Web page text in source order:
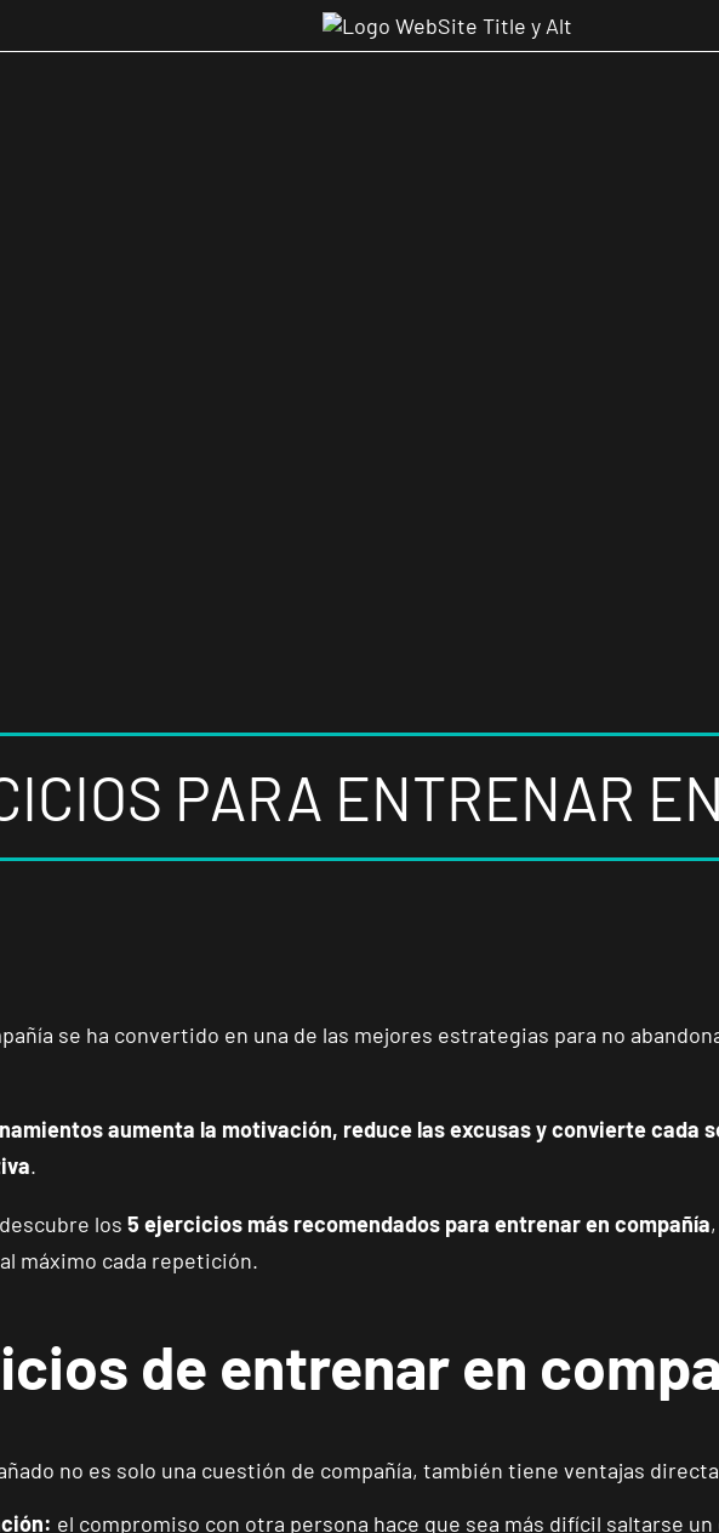
PARA ENTRENAR
se ha convertido en una de las mejores estrategias para no
aumenta la motivación, reduce las excusas y convierte cada
.
los 5 ejercicios más recomendados para entrenar en compañía
máximo cada repetición.
de entrenar en
no es solo una cuestión de compañía, también tiene ventajas
el compromiso con otra persona hace que sea más difícil saltarse